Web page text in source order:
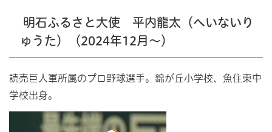
明石ふるさと大使 平内龍太（へいないり
ゅうた）（2024年12月～）
読売巨人軍所属のプロ野球選手。錦が丘小学校、魚住東中
学校出身。